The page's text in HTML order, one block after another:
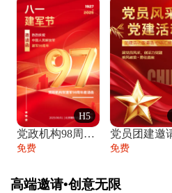
H5
党政机构98周年八一建军节庆祝晚会活动邀
免费 免费
高端邀请•创意无限